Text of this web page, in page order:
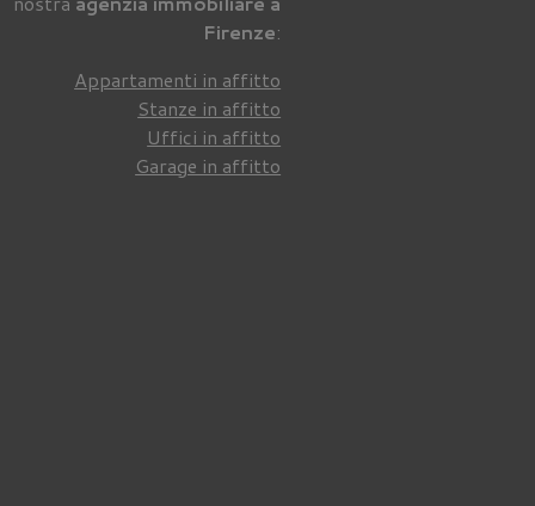
Firenze:
Appartamenti in affitto
Stanze in affitto
Uffici in affitto
Garage in affitto